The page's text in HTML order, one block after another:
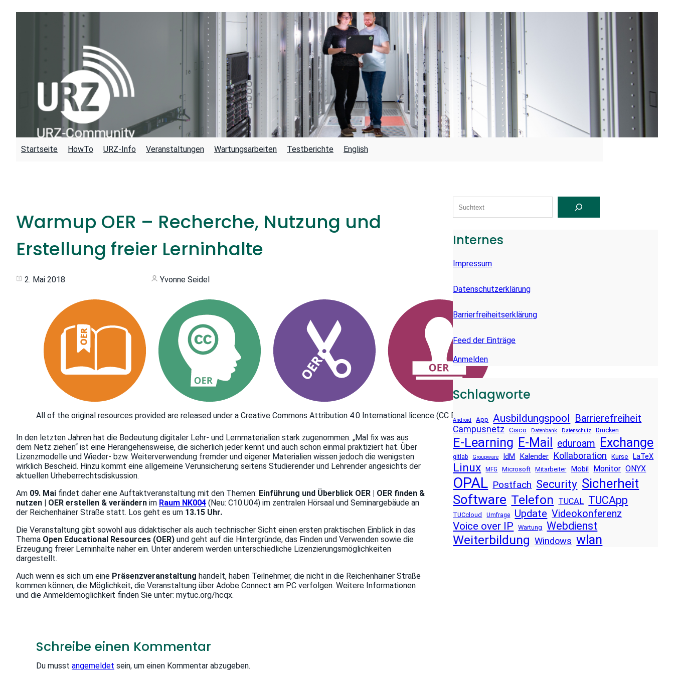
Startseite HowTo URZ-Info Veranstaltungen Wartungsarbeiten Testberichte English
Warmup OER – Recherche, Nutzung und
Erstellung freier Lerninhalte
2. Mai 2018 Yvonne Seidel
All of the original resources provided are released under a Creative Commons Attribution 4.0 International licence (CC BY 4.0)
In den letzten Jahren hat die Bedeutung digitaler Lehr- und Lernmaterialien stark zugenommen. „Mal fix was aus
dem Netz ziehen“ ist eine Herangehensweise, die sicherlich jeder kennt und auch schon einmal praktiziert hat. Über
Lizenzmodelle und Wieder- bzw. Weiterverwendung fremder und eigener Materialien wissen jedoch die wenigsten
wirklich Bescheid. Hinzu kommt eine allgemeine Verunsicherung seitens Studierender und Lehrender angesichts der
aktuellen Urheberrechtsdiskussion.
Am 09. Mai findet daher eine Auftaktveranstaltung mit den Themen: Einführung und Überblick OER | OER finden &
nutzen | OER erstellen & verändern im Raum NK004 (Neu: C10.U04) im zentralen Hörsaal und Seminargebäude an
der Reichenhainer Straße statt. Los geht es um 13.15 Uhr.
Die Veranstaltung gibt sowohl aus didaktischer als auch technischer Sicht einen ersten praktischen Einblick in das
Thema Open Educational Resources (OER) und geht auf die Hintergründe, das Finden und Verwenden sowie die
Erzeugung freier Lerninhalte näher ein. Unter anderem werden unterschiedliche Lizenzierungsmöglichkeiten
dargestellt.
Auch wenn es sich um eine Präsenzveranstaltung handelt, haben Teilnehmer, die nicht in die Reichenhainer Straße
kommen können, die Möglichkeit, die Veranstaltung über Adobe Connect am PC verfolgen. Weitere Informationen
und die Anmeldemöglichkeit finden Sie unter: mytuc.org/hcqx.
Schreibe einen Kommentar
Du musst angemeldet sein, um einen Kommentar abzugeben.
C
Internes
Impressum
Datenschutzerklärung
Barrierfreiheitserklärung
Feed der Einträge
Anmelden
Schlagworte
Android App Ausbildungspool Barrierefreiheit
Campusnetz Cisco Datenbank Datenschutz Drucken
E-Learning E-Mail eduroam Exchange
gitlab Groupware IdM Kalender Kollaboration Kurse LaTeX
Linux MFG Microsoft Mitarbeiter Mobil Monitor ONYX
OPAL Postfach Security Sicherheit
Software Telefon TUCAL TUCApp
TUCcloud Umfrage Update Videokonferenz
Voice over IP Wartung Webdienst
Weiterbildung Windows wlan